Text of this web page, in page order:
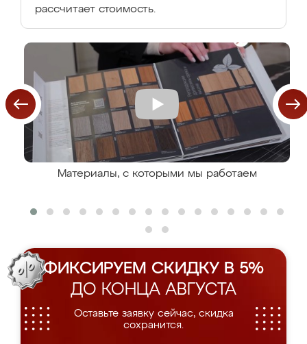
рассчитает стоимость.
Материалы, с которыми мы работаем
ФИКСИРУЕМ СКИДКУ В 5%
ДО КОНЦА АВГУСТА
Оставьте заявку сейчас, скидка
сохранится.